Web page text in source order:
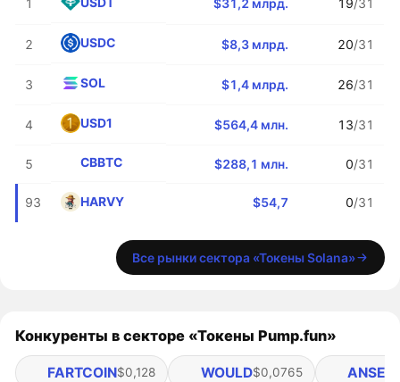
2 USDC $8,3 млрд. 20/31
3 SOL $1,4 млрд. 26/31
4 USD1 $564,4 млн. 13/31
5 CBBTC $288,1 млн. 0/31
93 HARVY $54,7 0/31
Все рынки сектора «Токены Solana»
Конкуренты в секторе «Токены Pump.fun»
FARTCOIN$0,128 WOULD$0,0765 ANSEM